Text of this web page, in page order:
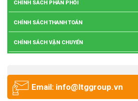
CHÍNH SÁCH PHÂN PHỐI
CHÍNH SÁCH THANH TOÁN
CHÍNH SÁCH VẬN CHUYỂN
Email: info@ltggroup.vn